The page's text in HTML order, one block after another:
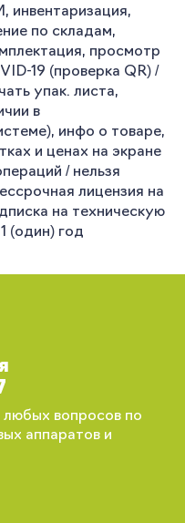
инвентаризация,
по складам,
просмотр
19 (проверка QR) /
упак. листа,
в
инфо о товаре,
и ценах на экране
/ нельзя
лицензия на
на техническую
(один) год
вопросов по
аппаратов и